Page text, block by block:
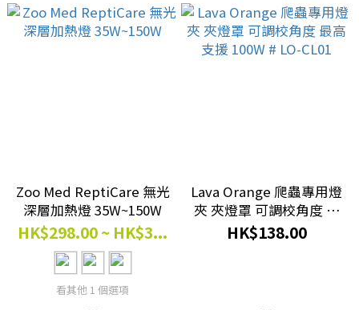
Zoo Med ReptiCare 無光
深層加熱燈 35W~150W
HK$298.00 ~ HK$3...
看其他 1 個選項
Lava Orange 爬蟲專用燈
夾 夾燈罩 可調校角度 最
高支援 100W # LO-CL01
HK$138.00